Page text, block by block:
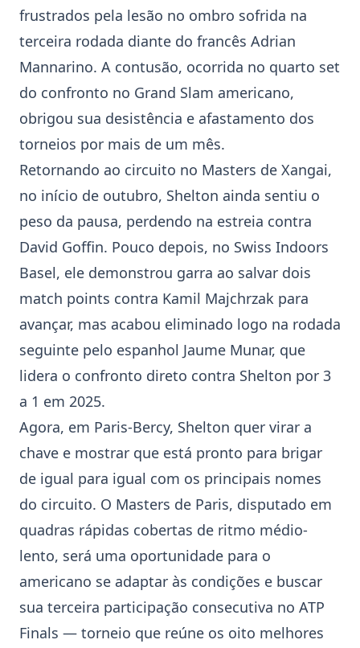
frustrados pela lesão no ombro sofrida na
terceira rodada diante do francês Adrian
Mannarino. A contusão, ocorrida no quarto set
do confronto no Grand Slam americano,
obrigou sua desistência e afastamento dos
torneios por mais de um mês.
Retornando ao circuito no Masters de Xangai,
no início de outubro, Shelton ainda sentiu o
peso da pausa, perdendo na estreia contra
David Goffin. Pouco depois, no Swiss Indoors
Basel, ele demonstrou garra ao salvar dois
match points contra Kamil Majchrzak para
avançar, mas acabou eliminado logo na rodada
seguinte pelo espanhol Jaume Munar, que
lidera o confronto direto contra Shelton por 3
a 1 em 2025.
Agora, em Paris-Bercy, Shelton quer virar a
chave e mostrar que está pronto para brigar
de igual para igual com os principais nomes
do circuito. O Masters de Paris, disputado em
quadras rápidas cobertas de ritmo médio-
lento, será uma oportunidade para o
americano se adaptar às condições e buscar
sua terceira participação consecutiva no ATP
Finals — torneio que reúne os oito melhores